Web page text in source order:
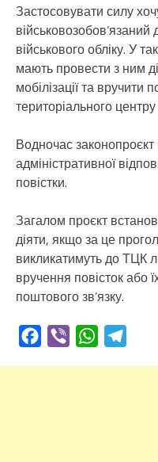
Застосовувати силу
військового обліку. У
мають провести з ним
мобілізації та вручити
територіального
Водночас
адміністративної
повістки.
Загалом проєкт
діяти, якщо за це
викликатимуть до ТЦК
вручення повісток або
поштового зв’язку.
Facebook
Viber WhatsApp